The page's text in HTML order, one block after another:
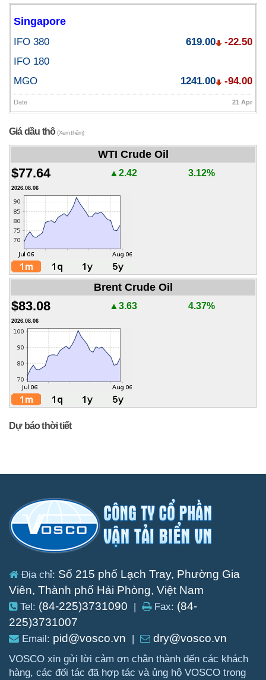
Singapore
IFO 380 619.00
-22.50
IFO 180
MGO
1241.00 -94.00
Date 21 Apr
Giá dầu thô(Xem thêm)
WTI Crude Oil
$77.64 ▲2.42 3.12%
2026.08.06
Brent Crude Oil
$83.08 ▲3.63 4.37%
2026.08.06
Dự báo thời tiết
Địa chỉ: Số 215 phố Lạch Tray, Phường Gia
Viên, Thành phố Hải Phòng, Việt Nam
Tel: (84-225)3731090 Fax: (84-
225)3731007
Email: pid@vosco.vn dry@vosco.vn
VOSCO xin gửi lời cảm ơn chân thành đến các khách
hàng, các đối tác đã hợp tác và ủng hộ VOSCO trong